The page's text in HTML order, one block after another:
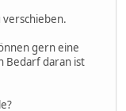
gern eine
Bedarf daran ist